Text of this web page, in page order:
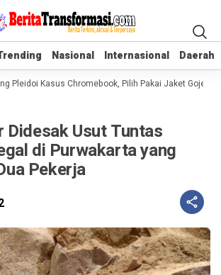
Nasional Internasional Daerah
Nasional Internasional Daerah
Kasus Chromebook, Pilih Pakai Jaket Gojek
Didesak Usut Tuntas
di Purwakarta yang
Pekerja